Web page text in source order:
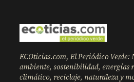
ECOticias.com, El Periódico Verde:
ambiente, sostenibilidad, energías
climático, reciclaje, naturaleza y